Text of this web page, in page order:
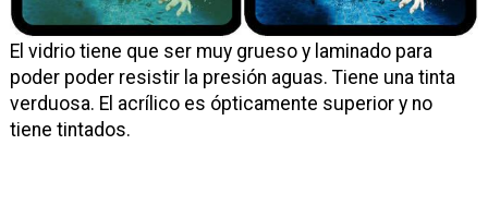
El vidrio tiene que ser muy grueso y laminado para
poder poder resistir la presión aguas. Tiene una tinta
verduosa. El acrílico es ópticamente superior y no
tiene tintados.